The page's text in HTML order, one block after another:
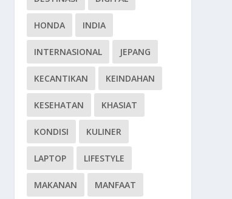
HONDA INDIA
INTERNASIONAL JEPANG
KECANTIKAN KEINDAHAN
KESEHATAN KHASIAT
KONDISI KULINER
LAPTOP LIFESTYLE
MAKANAN MANFAAT